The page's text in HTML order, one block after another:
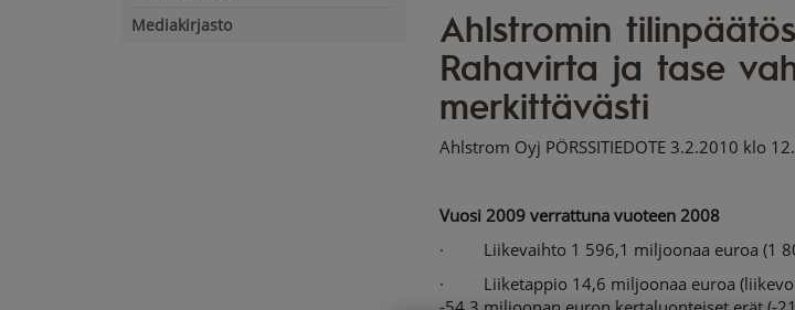
Mediakirjasto
Ahlstromin
Rahavirta ja tase
merkittävästi
Ahlstrom Oyj PÖRSSITIEDOTE 3.2.2010 klo
Vuosi 2009 verrattuna vuoteen 2008
· Liikevaihto 1 596,1 miljoonaa euroa (1
· Liiketappio 14,6 miljoonaa euroa